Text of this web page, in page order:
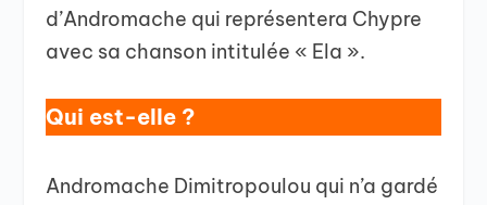
d’Andromache qui représentera Chypre
avec sa chanson intitulée « Ela ».
Qui est-elle ?
Andromache Dimitropoulou qui n’a gardé